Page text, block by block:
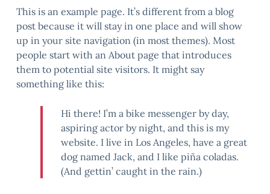
This is an example page. It’s different from a blog
post because it will stay in one place and will show
up in your site navigation (in most themes). Most
people start with an About page that introduces
them to potential site visitors. It might say
something like this:
Hi there! I’m a bike messenger by day,
aspiring actor by night, and this is my
website. I live in Los Angeles, have a great
dog named Jack, and I like piña coladas.
(And gettin’ caught in the rain.)